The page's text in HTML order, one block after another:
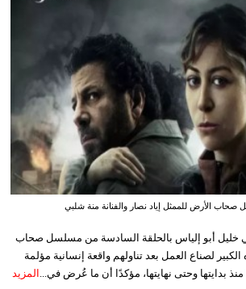
الأرض للممثل إياد نصار والفنانة منة شلبي
خليل أبو إلياس بالحلقة السادسة من مسلسل صحاب
لصناع العمل بعد تناولهم واقعة إنسانية مؤلمة
بدايتها وحتى نهايتها، مؤكدًا أن ما عُرض في... المزيد